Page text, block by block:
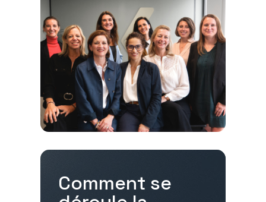
Comment se